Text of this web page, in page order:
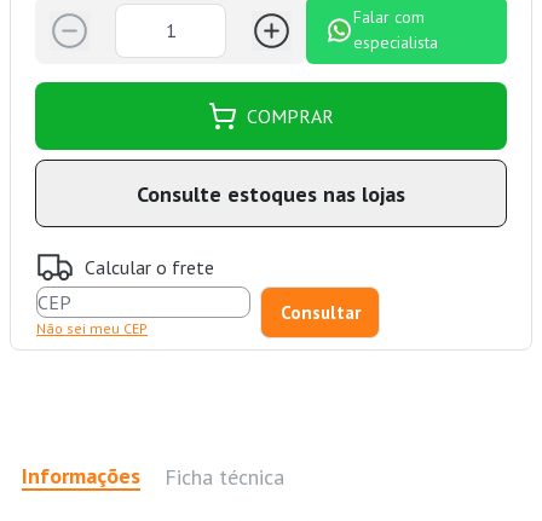
Falar com
especialista
COMPRAR
Consulte estoques nas lojas
Calcular o frete
Não sei meu CEP
Informações Ficha técnica